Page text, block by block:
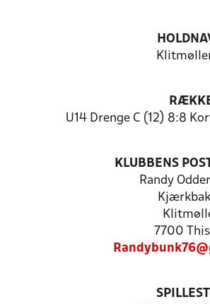
U14 Drenge C (12) 8:8
KLUBBENS
Randy
Kjærkbak
7700